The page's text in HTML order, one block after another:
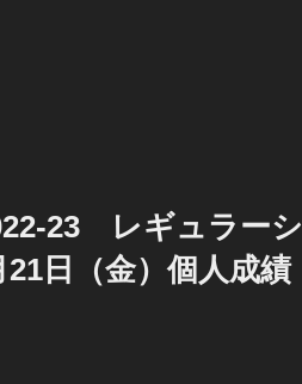
23 レギュラー
21日（金）個人成績